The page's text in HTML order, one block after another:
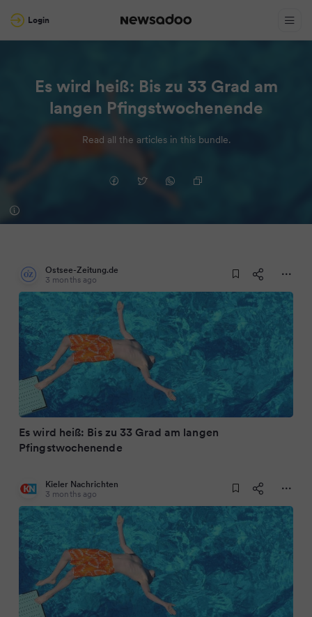
Login
Es wird heiß: Bis zu 33 Grad am
langen Pfingstwochenende
Read all the articles in this bundle.
Ostsee-Zeitung.de
3 months ago
Es wird heiß: Bis zu 33 Grad am langen
Pfingstwochenende
Kieler Nachrichten
3 months ago